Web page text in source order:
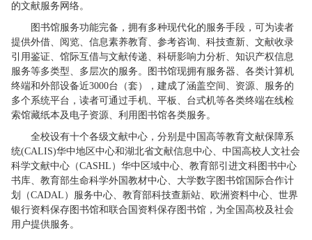
的文献服务网络。
图书馆服务功能完备，拥有多种现代化的服务手段，可为读者
提供外借、阅览、信息素养教育、参考咨询、科技查新、文献收录
引用鉴证、馆际互借与文献传递、科研影响力分析、知识产权信息
服务等多类型、多层次的服务。图书馆现拥有服务器、各类计算机
终端和外部设备近3000台（套），建成了涵盖空间、资源、服务的
多个系统平台，读者可通过手机、平板、台式机等各类终端在线检
索馆藏纸本及电子资源、利用图书馆各类服务。
全校设有十个各级文献中心，分别是中国高等教育文献保障系
统(CALIS)华中地区中心和湖北省文献信息中心、中国高校人文社会
科学文献中心（CASHL）华中区域中心、教育部引进文科图书中心
书库、教育部生命科学外国教材中心、大学数字图书馆国际合作计
划（CADAL）服务中心、教育部科技查新站、欧洲资料中心、世界
银行资料保存图书馆和联合国资料保存图书馆，为全国高校及社会
用户提供服务。